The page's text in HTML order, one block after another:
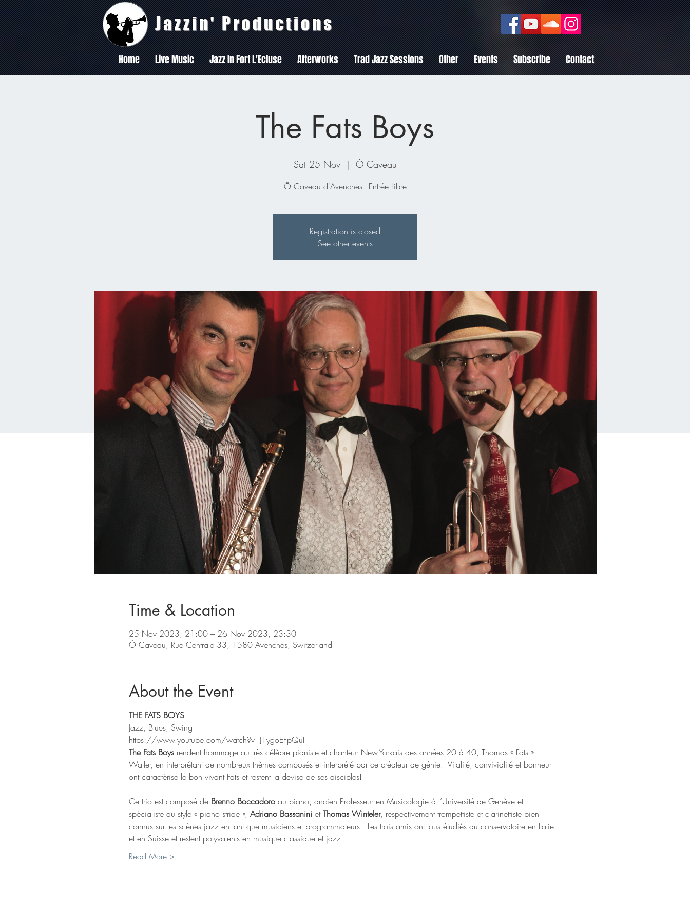
Jazzin' Productions
Home Live Music Jazz In Fort L'Ecluse Afterworks Trad Jazz Sessions Other Events Subscribe Contact
The Fats Boys
Sat 25 Nov
  |
Ô Caveau
Ô Caveau d'Avenches - Entrée Libre
Registration is closed
See other events
Time & Location
25 Nov 2023, 21:00 – 26 Nov 2023, 23:30
Ô Caveau, Rue Centrale 33, 1580 Avenches, Switzerland
About the Event
THE FATS BOYS
Jazz, Blues, Swing
https://www.youtube.com/watch?v=J1ygoEFpQuI
The Fats Boys rendent hommage au très célèbre pianiste et chanteur New-Yorkais des années 20 à 40, Thomas « Fats »
Waller, en interprétant de nombreux thèmes composés et interprété par ce créateur de génie.  Vitalité, convivialité et bonheur
ont caractérise le bon vivant Fats et restent la devise de ses disciples!
Ce trio est composé de Brenno Boccadoro au piano, ancien Professeur en Musicologie à l’Université de Genève et
spécialiste du style « piano stride », Adriano Bassanini et Thomas Winteler, respectivement trompettiste et clarinettiste bien
connus sur les scènes jazz en tant que musiciens et programmateurs.  Les trois amis ont tous étudiés au conservatoire en Italie
et en Suisse et restent polyvalents en musique classique et jazz.
Read More >